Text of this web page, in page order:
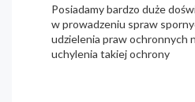
Posiadamy bardzo duże
w prowadzeniu spraw
udzielenia praw ochronnych
uchylenia takiej ochrony